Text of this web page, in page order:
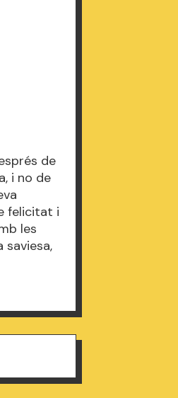
de
i no de
felicitat i
les
saviesa,